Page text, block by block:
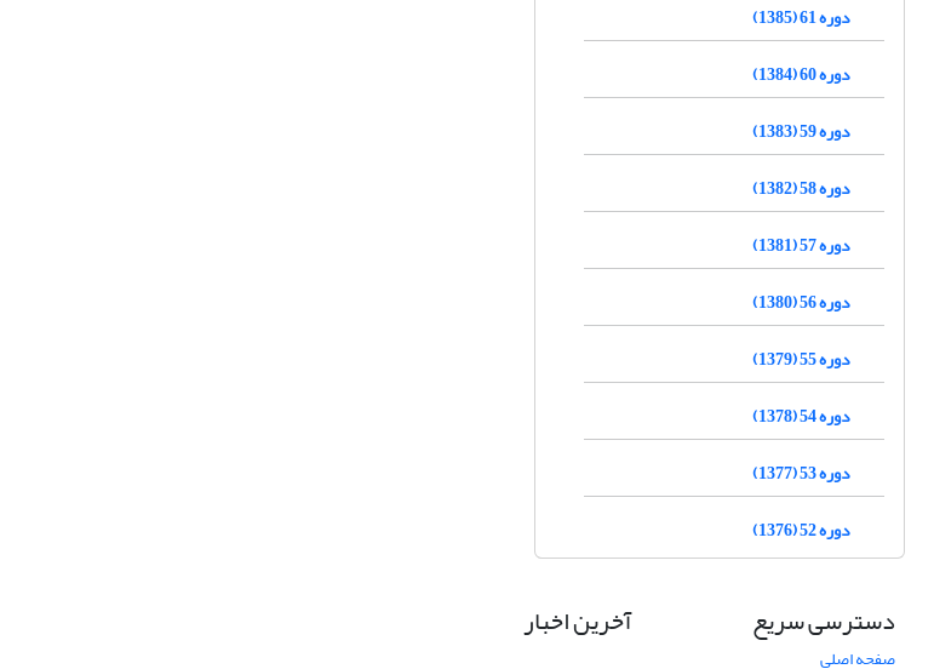
دوره 61 (1385)
دوره 60 (1384)
دوره 59 (1383)
دوره 58 (1382)
دوره 57 (1381)
دوره 56 (1380)
دوره 55 (1379)
دوره 54 (1378)
دوره 53 (1377)
دوره 52 (1376)
دسترسی سریع
صفحه اصلی
آخرین اخبار